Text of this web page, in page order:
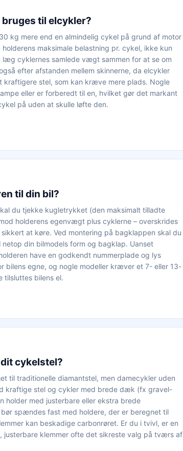
til elcykler?
kg mere end en almindelig cykel på grund af motor
maksimale belastning pr. cykel, ikke kun
læg cyklernes samlede vægt sammen for at se om
efter afstanden mellem skinnerne, da elcykler
stel, som kan kræve mere plads. Nogle
eller er forberedt til en, hvilket gør det markant
på uden at skulle løfte den.
til din bil?
du tjekke kugletrykket (den maksimalt tilladte
holderens egenvægt plus cyklerne – overskrides
at køre. Ved montering på bagklappen skal du
netop din bilmodels form og bagklap. Uanset
have en godkendt nummerplade og lys
bilens egne, og nogle modeller kræver et 7- eller 13-
tilsluttes bilens el.
cykelstel?
til traditionelle diamantstel, men damecykler uden
kraftige stel og cykler med brede dæk (fx gravel-
holder med justerbare eller ekstra brede
bør spændes fast med holdere, der er beregnet til
kan beskadige carbonrøret. Er du i tvivl, er en
justerbare klemmer ofte det sikreste valg på tværs af